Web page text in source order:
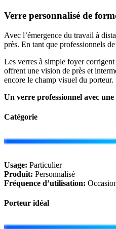
Verre personnalisé de
Avec l’émergence du travail à
près. En tant que professionnels
Les verres à simple foyer
offrent une vision de près et
encore le champ visuel du porteur.
Un verre professionnel avec
Catégorie
Usage: Particulier
Produit: Personnalisé
Fréquence d’utilisation:
Porteur idéal